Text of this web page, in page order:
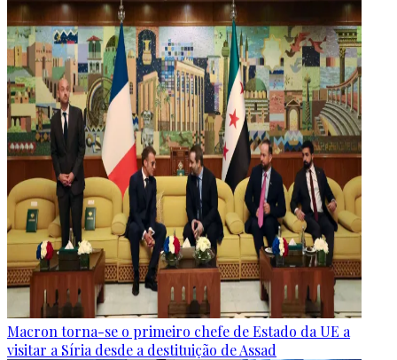
Macron torna-se o primeiro chefe de Estado da UE a
visitar a Síria desde a destituição de Assad